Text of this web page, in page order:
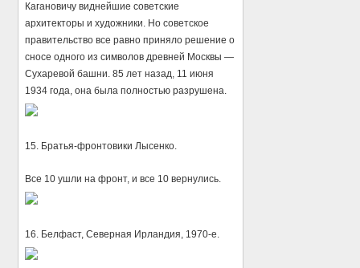
Кагановичу виднейшие советские
архитекторы и художники. Но советское
правительство все равно приняло решение о
сносе одного из символов древней Москвы —
Сухаревой башни. 85 лет назад, 11 июня
1934 года, она была полностью разрушена.
15. Бpaтья-фронтовики Лысенко.
Вce 10 ушли на фронт, и все 10 вepнулись.
16. Белфаст, Северная Ирландия, 1970-е.